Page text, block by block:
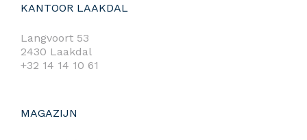
KANTOOR LAAKDAL
Langvoort 53
2430 Laakdal
+32 14 14 10 61
MAGAZIJN